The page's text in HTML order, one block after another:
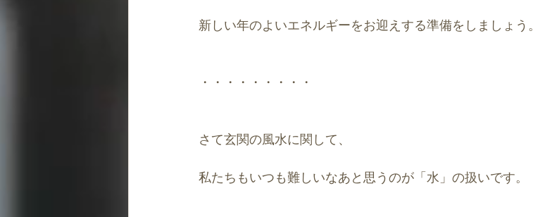
新しい年のよいエネルギーをお迎えする準備をしましょう。
・・・・・・・・・
さて玄関の風水に関して、
私たちもいつも難しいなあと思うのが「水」の扱いです。